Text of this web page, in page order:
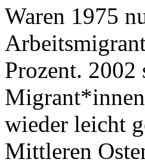
Waren 1975
Prozent. 2002
wieder leicht
Mittleren